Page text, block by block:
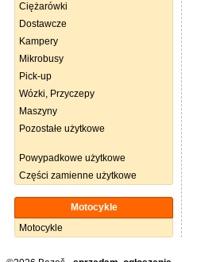
Ciężarówki
Dostawcze
Kampery
Mikrobusy
Pick-up
Wózki, Przyczepy
Maszyny
Pozostałe użytkowe
Powypadkowe użytkowe
Części zamienne użytkowe
Motocykle
Motocykle